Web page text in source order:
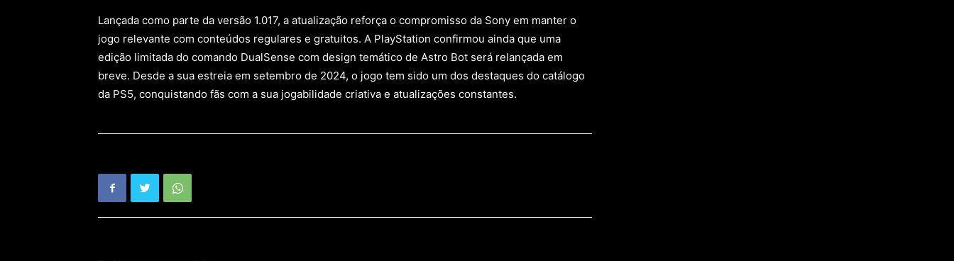
Lançada como parte da versão 1.017, a atualização reforça o compromisso da Sony em manter o
jogo relevante com conteúdos regulares e gratuitos. A PlayStation confirmou ainda que uma
edição limitada do comando DualSense com design temático de Astro Bot será relançada em
breve. Desde a sua estreia em setembro de 2024, o jogo tem sido um dos destaques do catálogo
da PS5, conquistando fãs com a sua jogabilidade criativa e atualizações constantes.